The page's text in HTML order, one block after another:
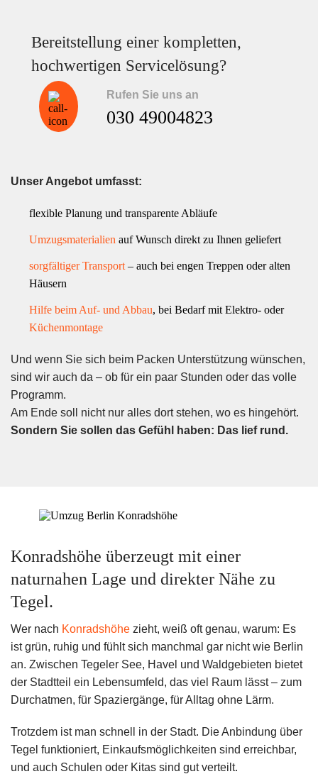
Bereitstellung einer kompletten,
hochwertigen Servicelösung?
Rufen Sie uns an
030 49004823
Unser Angebot umfasst:
flexible Planung und transparente Abläufe
Umzugsmaterialien auf Wunsch direkt zu Ihnen geliefert
sorgfältiger Transport – auch bei engen Treppen oder alten
Häusern
Hilfe beim Auf- und Abbau, bei Bedarf mit Elektro- oder
Küchenmontage
Und wenn Sie sich beim Packen Unterstützung wünschen,
sind wir auch da – ob für ein paar Stunden oder das volle
Programm.
Am Ende soll nicht nur alles dort stehen, wo es hingehört.
Sondern Sie sollen das Gefühl haben: Das lief rund.
Konradshöhe überzeugt mit einer
naturnahen Lage und direkter Nähe zu
Tegel.
Wer nach Konradshöhe zieht, weiß oft genau, warum: Es
ist grün, ruhig und fühlt sich manchmal gar nicht wie Berlin
an. Zwischen Tegeler See, Havel und Waldgebieten bietet
der Stadtteil ein Lebensumfeld, das viel Raum lässt – zum
Durchatmen, für Spaziergänge, für Alltag ohne Lärm.
Trotzdem ist man schnell in der Stadt. Die Anbindung über
Tegel funktioniert, Einkaufsmöglichkeiten sind erreichbar,
und auch Schulen oder Kitas sind gut verteilt.